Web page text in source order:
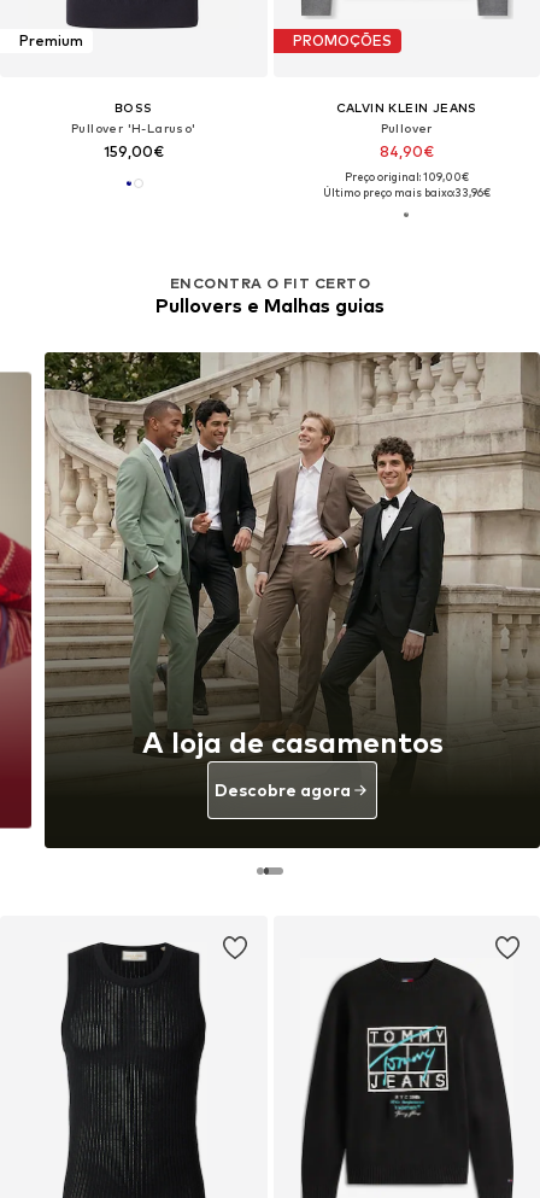
Premium
BOSS
Pullover 'H-Laruso'
159,00€
PROMOÇÕES
CALVIN KLEIN JEANS
Pullover
84,90€
Preço original: 109,00€
Último preço mais baixo:33,96€
ENCONTRA O FIT CERTO
Pullovers e Malhas guias
A loja de casamentos
Descobre agora